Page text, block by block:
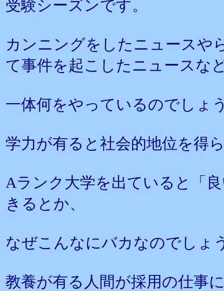
受験シーズンです。
カンニングをしたニュースや
て事件を起こしたニュースな
一体何をやっているのでしょ
学力が有ると社会的地位を得
Aランク大学を出ていると「
きるとか、
なぜこんなにバカなのでしょ
教養が有る人間が採用の仕事